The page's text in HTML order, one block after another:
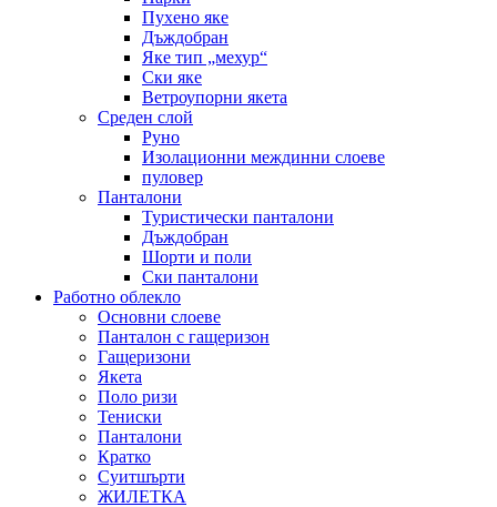
Пухено яке
Дъждобран
Яке тип „мехур“
Ски яке
Ветроупорни якета
Среден слой
Руно
Изолационни междинни слоеве
пуловер
Панталони
Туристически панталони
Дъждобран
Шорти и поли
Ски панталони
Работно облекло
Основни слоеве
Панталон с гащеризон
Гащеризони
Якета
Поло ризи
Тениски
Панталони
Кратко
Суитшърти
ЖИЛЕТКА